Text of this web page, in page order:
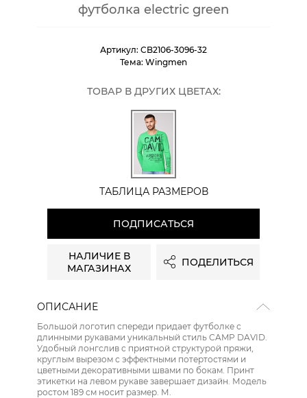
футболка electric green
Артикул: CB2106-3096-32
Тема: Wingmen
ТОВАР В ДРУГИХ ЦВЕТАХ:
ТАБЛИЦА РАЗМЕРОВ
ПОДПИСАТЬСЯ
НАЛИЧИЕ В
МАГАЗИНАХ
ПОДЕЛИТЬСЯ
ОПИСАНИЕ
Большой логотип спереди придает футболке с
длинными рукавами уникальный стиль CAMP DAVID.
Удобный лонгслив с приятной структурой пряжи,
круглым вырезом с эффектными потертостями и
цветными декоративными швами по бокам. Принт
этикетки на левом рукаве завершает дизайн. Модель
ростом 189 см носит размер. М.